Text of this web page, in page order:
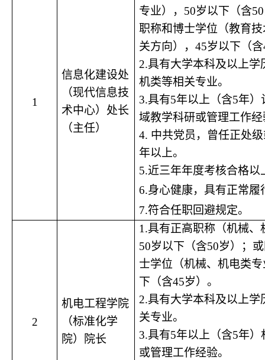
1
信息化建设处
（现代信息技
术中心）处长
（主任）
专业），50岁以下（含
职称和博士学位（教育
关方向），45岁以下（
2.具有大学本科及以上学
机类等相关专业。
3.具有5年以上（含5年
域教学科研或管理工作
4. 中共党员，曾任正处
年以上。
5.近三年年度考核合格以
6.身心健康， 具有正常履
7.符合任职回避规定。
2
机电工程学院
（标准化学
院）院长
1.具有正高职称（机械
50岁以下（含50岁）；
士学位（机械、机电类
下（含45岁）。
2.具有大学本科及以上学
关专业。
3.具有5年以上（含5年
或管理工作经验。